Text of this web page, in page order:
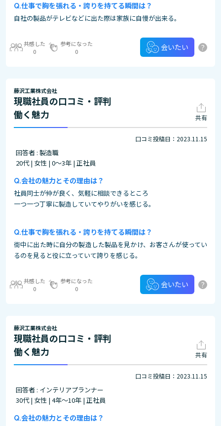
仕事で胸を張れる・誇りを持てる瞬間は？
自社の製品がテレビなどに出た際は家族に自慢が出来る。
共感した
0
参考になった
0
会いたい ?
藤沢工業株式会社
現職社員の口コミ・評判
働く魅力
共有
口コミ投稿日：2023.11.15
回答者 : 製造職
20代 | 女性 | 0～3年 | 正社員
会社の魅力とその理由は？
社員同士が仲が良く、気軽に相談できるところ
一つ一つ丁寧に製造していてやりがいを感じる。
仕事で胸を張れる・誇りを持てる瞬間は？
街中に出た時に自分の製造した製品を見かけ、お客さんが使ってい
るのを見ると役に立っていて誇りを感じる。
共感した
0
参考になった
0
会いたい ?
藤沢工業株式会社
現職社員の口コミ・評判
働く魅力
共有
口コミ投稿日：2023.11.15
回答者 : インテリアプランナー
30代 | 女性 | 4年～10年 | 正社員
会社の魅力とその理由は？